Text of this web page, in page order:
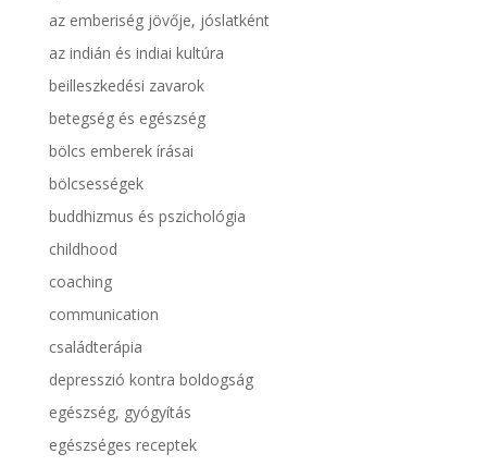
az emberiség jövője, jóslatként
az indián és indiai kultúra
beilleszkedési zavarok
betegség és egészség
bölcs emberek írásai
bölcsességek
buddhizmus és pszichológia
childhood
coaching
communication
családterápia
depresszió kontra boldogság
egészség, gyógyítás
egészséges receptek